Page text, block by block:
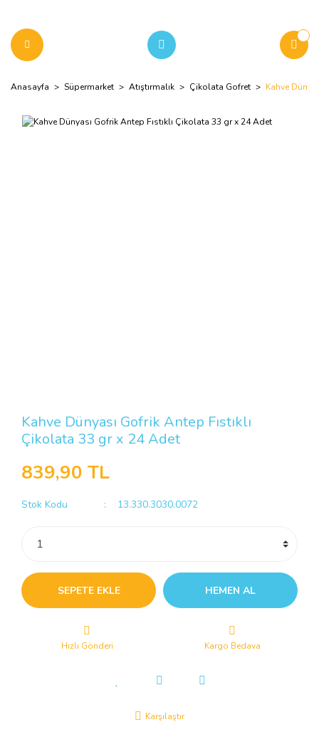
Anasayfa Süpermarket Atıştırmalık Çikolata Gofret Kahve
Kahve Dünyası Gofrik Antep Fıstıklı
Çikolata 33 gr x 24 Adet
839,90 TL
Stok Kodu 13.330.3030.0072
SEPETE EKLE HEMEN AL
Hızlı Gönderi Kargo Bedava
Karşılaştır